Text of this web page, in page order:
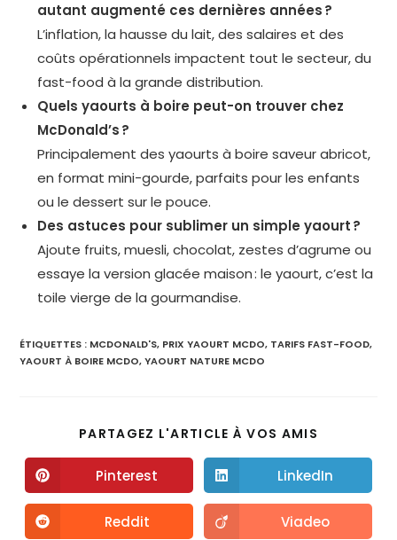
autant augmenté ces dernières années ?
L’inflation, la hausse du lait, des salaires et des
coûts opérationnels impactent tout le secteur, du
fast-food à la grande distribution.
Quels yaourts à boire peut-on trouver chez
McDonald’s ?
Principalement des yaourts à boire saveur abricot,
en format mini-gourde, parfaits pour les enfants
ou le dessert sur le pouce.
Des astuces pour sublimer un simple yaourt ?
Ajoute fruits, muesli, chocolat, zestes d’agrume ou
essaye la version glacée maison : le yaourt, c’est la
toile vierge de la gourmandise.
ÉTIQUETTES : MCDONALD'S, PRIX YAOURT MCDO, TARIFS FAST-FOOD,
YAOURT À BOIRE MCDO, YAOURT NATURE MCDO
PARTAGEZ L'ARTICLE À VOS AMIS
Pinterest LinkedIn
Reddit Viadeo